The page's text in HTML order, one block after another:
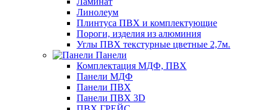
Линолеум
Плинтуса ПВХ и комплектующие
Пороги, изделия из алюминия
Углы ПВХ текстурные цветные 2,7м.
Панели
Комплектация МДФ, ПВХ
Панели МДФ
Панели ПВХ
Панели ПВХ 3D